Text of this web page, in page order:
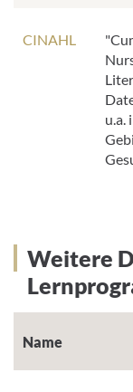
CINAHL
u.a.
Weitere
Name